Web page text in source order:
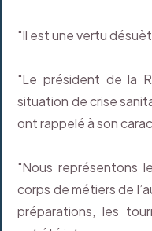
"Il est une vertu
"Le président de la
situation de crise
ont rappelé à son
"Nous représentons
corps de métiers de
préparations, les